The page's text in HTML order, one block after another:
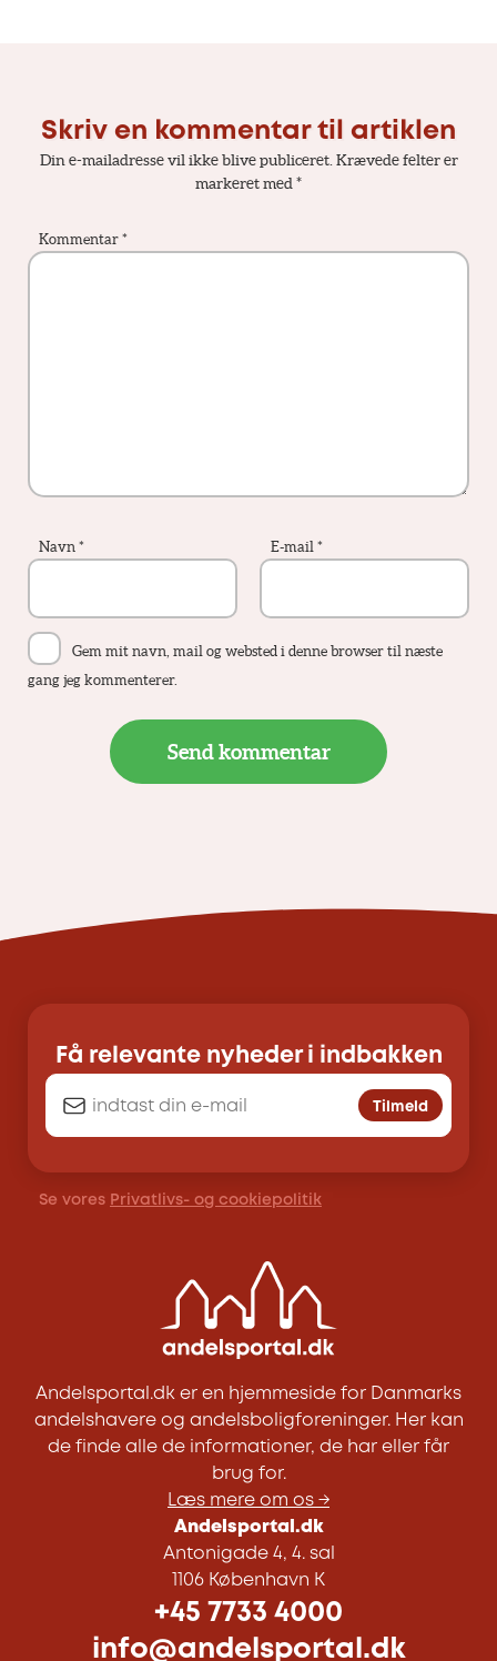
Skriv en kommentar til artiklen
Din e-mailadresse vil ikke blive publiceret. Krævede felter er
markeret med*
Kommentar *
Navn * E-mail *
Gem mit navn, mail og websted i denne browser til næste
gang jeg kommenterer.
Få relevante nyheder i indbakken
Tilmeld
Se vores Privatlivs- og cookiepolitik
Andelsportal.dk er en hjemmeside for Danmarks
andelshavere og andelsboligforeninger. Her kan
de finde alle de informationer, de har eller får
brug for.
Læs mere om os →
Andelsportal.dk
Antonigade 4, 4. sal
1106 København K
+45 7733 4000
info@andelsportal.dk